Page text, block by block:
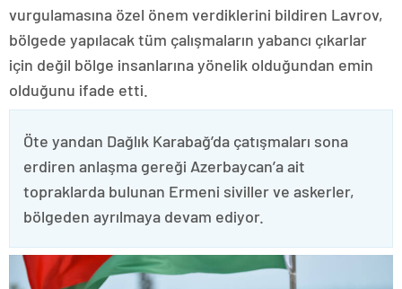
vurgulamasına özel önem verdiklerini bildiren Lavrov,
bölgede yapılacak tüm çalışmaların yabancı çıkarlar
için değil bölge insanlarına yönelik olduğundan emin
olduğunu ifade etti.
Öte yandan Dağlık Karabağ’da çatışmaları sona
erdiren anlaşma gereği Azerbaycan’a ait
topraklarda bulunan Ermeni siviller ve askerler,
bölgeden ayrılmaya devam ediyor.